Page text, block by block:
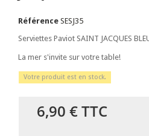
Référence SESJ35
Serviettes Paviot SAINT JACQUES
La mer s'invite sur votre table!
Votre produit est en stock.
6,90 €TTC